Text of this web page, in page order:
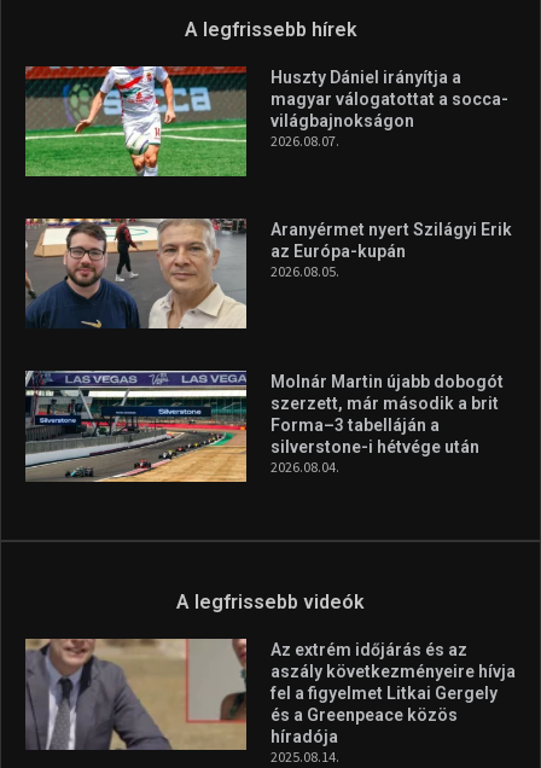
A legfrissebb hírek
Huszty Dániel irányítja a
magyar válogatottat a socca-
világbajnokságon
2026.08.07.
Aranyérmet nyert Szilágyi Erik
az Európa-kupán
2026.08.05.
Molnár Martin újabb dobogót
szerzett, már második a brit
Forma–3 tabelláján a
silverstone-i hétvége után
2026.08.04.
A legfrissebb videók
Az extrém időjárás és az
aszály következményeire hívja
fel a figyelmet Litkai Gergely
és a Greenpeace közös
híradója
2025.08.14.